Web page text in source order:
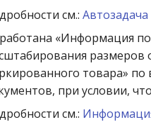
см.:
«Информация
размеров
товара»
при условии,
см.: